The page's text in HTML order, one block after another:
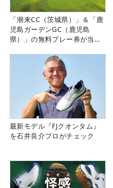
「潮来CC（茨城県）」＆「鹿
児島ガーデンGC（鹿児島
県）」の無料プレー券が当た
最新モデル『FJクオンタム』
を石井良介プロがチェック